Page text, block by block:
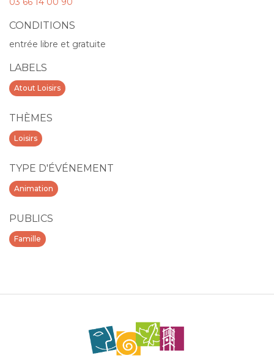
CONDITIONS
entrée libre et gratuite
LABELS
Atout Loisirs
THÈMES
Loisirs
TYPE D'ÉVÉNEMENT
Animation
PUBLICS
Famille